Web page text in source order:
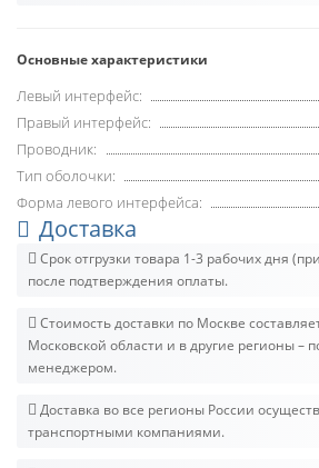
Основные характеристики
Левый интерфейс:
Правый интерфейс:
Проводник:
Тип оболочки:
Форма левого интерфейса:
Доставка
Срок отгрузки товара 1-3 рабочих дня
после подтверждения оплаты.
Стоимость доставки по Москве
Московской области и в другие регионы –
менеджером.
Доставка во все регионы России
транспортными компаниями.